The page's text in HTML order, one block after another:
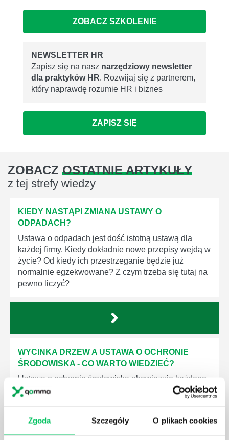
Zgoda Szczegóły O plikach cookies
ZOBACZ SZKOLENIE
NEWSLETTER HR
Zapisz się na nasz narzędziowy newsletter
dla praktyków HR. Rozwijaj się z partnerem,
który naprawdę rozumie HR i biznes
ZAPISZ SIĘ
ZOBACZ OSTATNIE ARTYKUŁY
z tej strefy wiedzy
KIEDY NASTĄPI ZMIANA USTAWY O
ODPADACH?
Ustawa o odpadach jest dość istotną ustawą dla
każdej firmy. Kiedy dokładnie nowe przepisy wejdą w
życie? Od kiedy ich przestrzeganie będzie już
normalnie egzekwowane? Z czym trzeba się tutaj na
pewno liczyć?
WYCINKA DRZEW A USTAWA O OCHRONIE
ŚRODOWISKA - CO WARTO WIEDZIEĆ?
Ustawa o ochronie środowiska obowiązuje każdego
z nas – bez wyjątku. Warto podkreślić, że określona
jest w niej także dokładnie kwestia wycinki drzew.
zgłaszana? Jak to w zasadzie dokładniej wygląda?
Czy z prywatnej posesji można wyciąć cokolwiek?